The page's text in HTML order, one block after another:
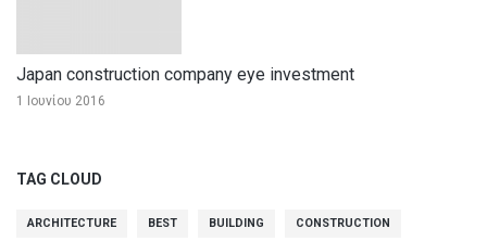
Japan construction company eye investment
1 Ιουνίου 2016
TAG CLOUD
ARCHITECTURE BEST BUILDING CONSTRUCTION